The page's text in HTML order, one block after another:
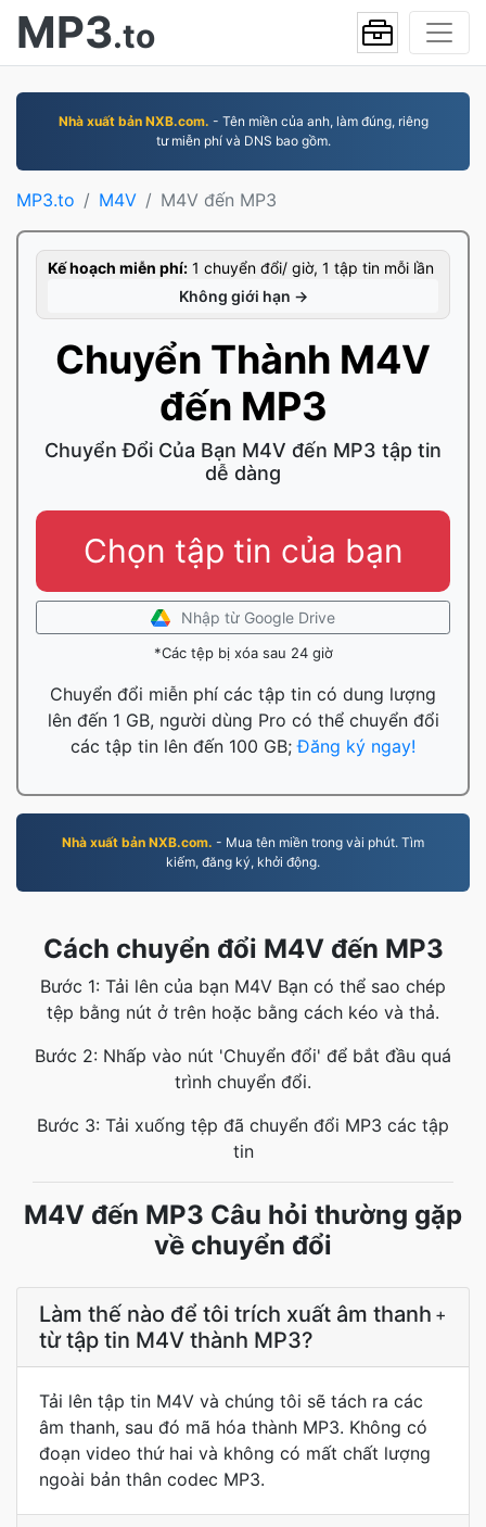
MP3.to
Nhà xuất bản NXB.com. - Tên miền của anh, làm đúng, riêng
tư miễn phí và DNS bao gồm.
MP3.to M4V M4V đến MP3
Kế hoạch miễn phí: 1 chuyển đổi/ giờ, 1 tập tin mỗi lần
Không giới hạn →
Chuyển Thành M4V
đến MP3
Chuyển Đổi Của Bạn M4V đến MP3 tập tin
dễ dàng
Chọn tập tin của bạn
Nhập từ Google Drive
*Các tệp bị xóa sau 24 giờ
Chuyển đổi miễn phí các tập tin có dung lượng
lên đến 1 GB, người dùng Pro có thể chuyển đổi
các tập tin lên đến 100 GB;Đăng ký ngay!
Nhà xuất bản NXB.com. - Mua tên miền trong vài phút. Tìm
kiếm, đăng ký, khởi động.
Cách chuyển đổi M4V đến MP3
Bước 1: Tải lên của bạn M4V Bạn có thể sao chép
tệp bằng nút ở trên hoặc bằng cách kéo và thả.
Bước 2: Nhấp vào nút 'Chuyển đổi' để bắt đầu quá
trình chuyển đổi.
Bước 3: Tải xuống tệp đã chuyển đổi MP3 các tập
tin
M4V đến MP3 Câu hỏi thường gặp
về chuyển đổi
Làm thế nào để tôi trích xuất âm thanh
từ tập tin M4V thành MP3?
+
Tải lên tập tin M4V và chúng tôi sẽ tách ra các
âm thanh, sau đó mã hóa thành MP3. Không có
đoạn video thứ hai và không có mất chất lượng
ngoài bản thân codec MP3.